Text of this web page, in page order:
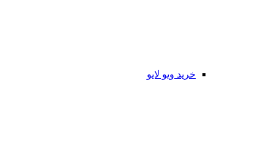
خرید ویو لایو